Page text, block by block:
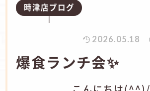
時津店ブログ
2026.05.18
爆食ランチ会✨